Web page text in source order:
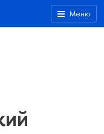
Меню